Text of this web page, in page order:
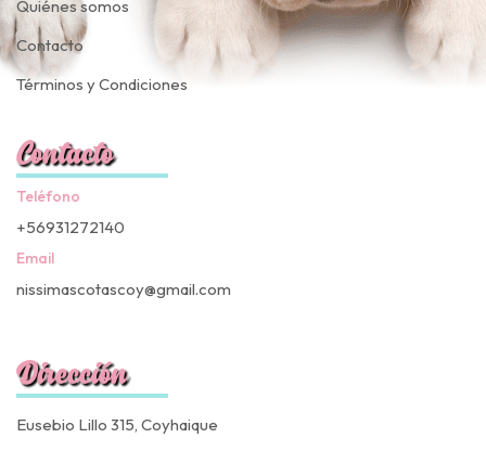
Quiénes somos
Contacto
Términos y Condiciones
Contacto
Teléfono
+56931272140
Email
nissimascotascoy@gmail.com
Dirección
Eusebio Lillo 315, Coyhaique